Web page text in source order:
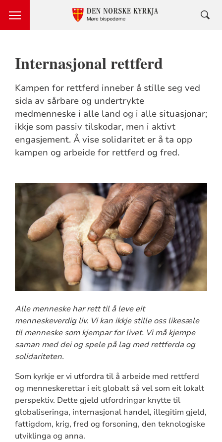
Internasjonal rettferd
Kampen for rettferd inneber å stille seg ved
sida av sårbare og undertrykte
medmenneske i alle land og i alle situasjonar;
ikkje som passiv tilskodar, men i aktivt
engasjement. Å vise solidaritet er å ta opp
kampen og arbeide for rettferd og fred.
Alle menneske har rett til å leve eit
menneskeverdig liv. Vi kan ikkje stille oss likesæle
til menneske som kjempar for livet. Vi må kjempe
saman med dei og spele på lag med rettferda og
solidariteten.
Som kyrkje er vi utfordra til å arbeide med rettferd
og menneskerettar i eit globalt så vel som eit lokalt
perspektiv. Dette gjeld utfordringar knytte til
globaliseringa, internasjonal handel, illegitim gjeld,
fattigdom, krig, fred og forsoning, den teknologiske
utviklinga og anna.